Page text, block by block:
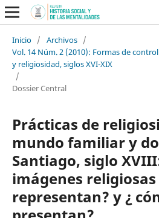
Inicio / Archivos /
Vol. 14 Núm. 2 (2010): Formas de
y religiosidad, siglos XVI-XIX
/
Dossier Central
Prácticas de
mundo familiar y
Santiago, siglo
imágenes
representan? y ¿